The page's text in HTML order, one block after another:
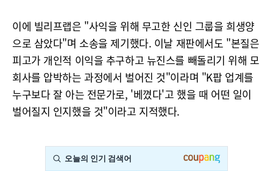
이에 빌리프랩은 "사익을 위해 무고한 신인 그룹을 희생양
으로 삼았다"며 소송을 제기했다. 이날 재판에서도 "본질은
피고가 개인적 이익을 추구하고 뉴진스를 빼돌리기 위해 모
회사를 압박하는 과정에서 벌어진 것"이라며 "K팝 업계를
누구보다 잘 아는 전문가로, '베꼈다'고 했을 때 어떤 일이
벌어질지 인지했을 것"이라고 지적했다.